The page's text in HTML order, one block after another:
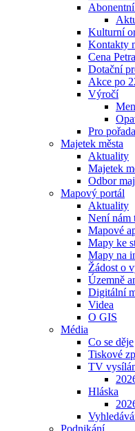
Kulturní
Kontakty
Cena
Dotační
Akce po
Výročí
Pro
Majetek města
Aktuality
Majetek
Odbor
Mapový portál
Aktuality
Není nám
Mapové
Mapy ke
Mapy na
Žádost o
Územně
Digitální
Videa
O GIS
Média
Co se děje
Tiskové
TV
Hláska